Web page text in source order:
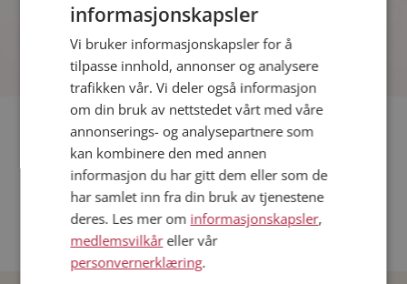
Fler single
Flere singlemenn fra Tønsberg: Sondre,Tore,Kjetil
Kvinner fra Tønsberg
Date kvinner i Norge
Date menn i Norge
informasjonskapsler
Vi bruker informasjonskapsler for å
tilpasse innhold, annonser og analysere
trafikken vår. Vi deler også informasjon
om din bruk av nettstedet vårt med våre
annonserings- og analysepartnere som
kan kombinere den med annen
informasjon du har gitt dem eller som de
har samlet inn fra din bruk av tjenestene
deres. Les mer om informasjonskapsler,
medlemsvilkåreller vår
personvernerklæring.